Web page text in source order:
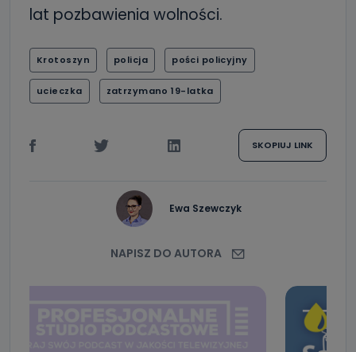
lat pozbawienia wolności.
Krotoszyn policja pości policyjny
ucieczka zatrzymano 19-latka
SKOPIUJ LINK
Ewa Szewczyk
NAPISZ DO AUTORA